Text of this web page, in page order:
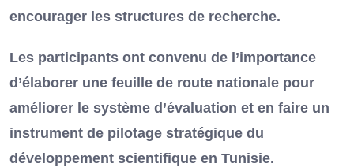
encourager les structures de recherche.
Les participants ont convenu de l’importance
d’élaborer une feuille de route nationale pour
améliorer le système d’évaluation et en faire un
instrument de pilotage stratégique du
développement scientifique en Tunisie.